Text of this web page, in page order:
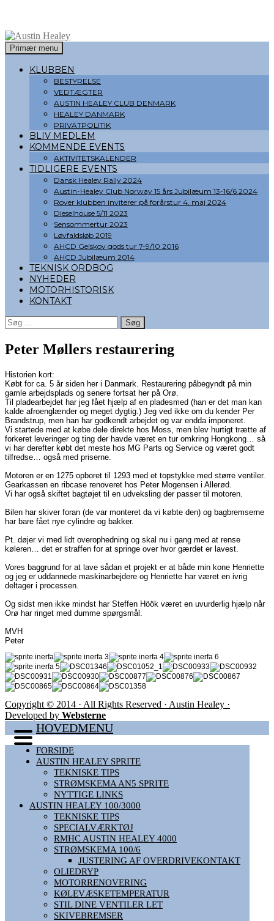
Austin Healey
Søg
Primær menu
til
indhold
KLUBBEN
BESTYRELSE
VEDTÆGTER
AUSTIN HEALEY CLUB DENMARK
HEALEY DANMARK
PRIVATPOLITIK
BLIV MEDLEM
KOMMENDE EVENTS
AKTIVITETSKALENDER
TIDLIGERE EVENTS
Dansk Healey Rally 2024
Austin-Healey Club Norway 15 års Jubilæum 13-16/6 2024
Rover klubben inviterer på forårstur 4. maj 2024
Dieselhouse 5/11 2023
Sensommertur 2023
Løvfaldsløb 2019
AHCD Gelskov gods tur 7-9/10 2016
AHCD Jubilæum 2014
TEKNISK ORDBOG
NYHEDER
MOTORHISTORISK
KONTAKT
Søg
efter:
Peter Møllers restaurering
Historien kort:
Købt for ca. 5 år siden her i Danmark. Restaurering påbegyndt på min
gamle arbejdsplads og senere fortsat her på Orø.
Til pladearbejdet har jeg fået hjælp af en pladesmed (han er det man kan
kalde afroenglænder og meget dygtig.) Jeg ved ikke om du kender Per
Brandstrup, men han har godkendt arbejdet og var endda imponeret.
Vi startede med at købe dele direkte hos Moss, men blev hurtigt trætte af
forkeret leveringer og ting der havde været en tur omkring Hongkong… så
vi har derefter købt det meste hos MG Parts og Service og været godt
tilfredse… også med priserne.
Motoren er en 1275 opboret til 1293 med et topstykke med større ventiler.
Gearkassen en ribcase renoveret hos Peter Mogensen i Allerød.
Vi har også skiftet bagtøjet til en udveksling der passer til motoren.
Bilen har skiver foran (de var monteret da vi købte den) og bagbremserne
har bare fået nye cylindre og bakker.
Pt. døjer vi med lidt overophedning og skal nu i gang med at rense
køleren… det er straffen for at springe over hvor gærdet er lavest.
Vores baggrund for at lave sådan et projekt er at både min kone Henriette
og jeg er uddannede maskinarbejdere og Henriette har været en ivrig
deltager i processen.
Og sidst men ikke mindst har Steffen Höök været en uvurderlig hjælp når
Orø har ringet med dumme spørgsmål.
MVH
Peter
Copyright © 2014 · All Rights Reserved · Austin Healey ·
Developed by Websterne
HOVEDMENU
FORSIDE
AUSTIN HEALEY SPRITE
TEKNISKE TIPS
STRØMSKEMA AN5 SPRITE
NYTTIGE LINKS
AUSTIN HEALEY 100/3000
TEKNISKE TIPS
SPECIALVÆRKTØJ
RMHC AUSTIN HEALEY 4000
STRØMSKEMA 100/6
JUSTERING AF OVERDRIVEKONTAKT
OLIEDRYP
MOTORRENOVERING
KØLEVÆSKETEMPERATUR
STIL DINE VENTILER LET
SKIVEBREMSER